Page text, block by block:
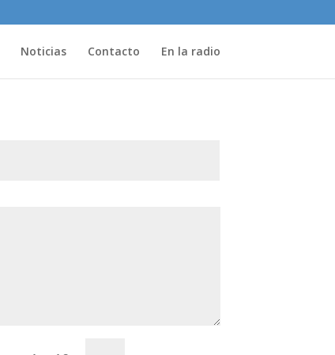
Noticias Contacto En la radio